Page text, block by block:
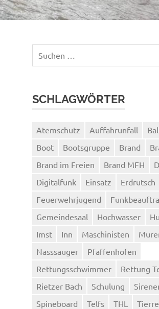
nach:
SCHLAGWÖRTER
Atemschutz Auffahrunfall
Boot
Bootsgruppe Brand
Brand im Freien
Brand MFH
Digitalfunk
Einsatz
Erdrutsch
Feuerwehrjugend
Gemeindesaal
Hochwasser
Imst
Inn Maschinisten
Nasssauger
Pfaffenhofen
Rettungsschwimmer
Rettung
Rietzer Bach
Schulung
Spineboard
Telfs THL